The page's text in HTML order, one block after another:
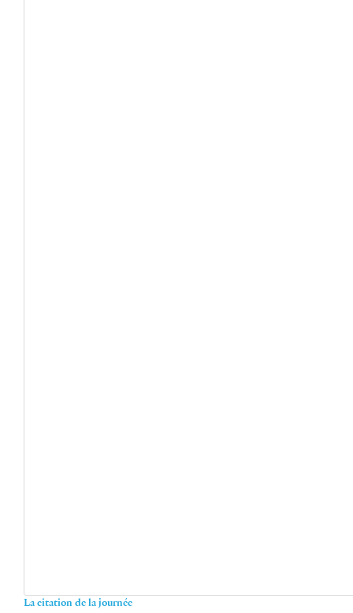
La citation de la journée